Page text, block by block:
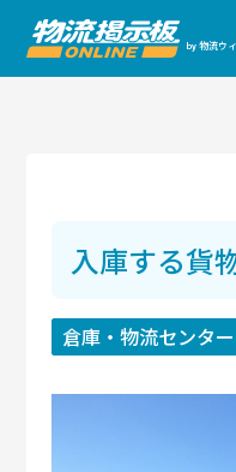
by 物流ウ
入庫する貨
倉庫・物流センター